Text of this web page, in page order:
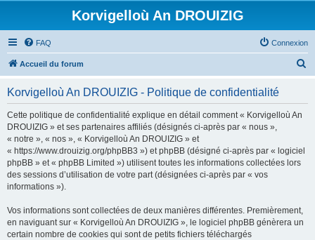
Korvigelloù An DROUIZIG
FAQ Connexion
Accueil du forum
Korvigelloù An DROUIZIG - Politique de confidentialité
Cette politique de confidentialité explique en détail comment « Korvigelloù An
DROUIZIG » et ses partenaires affiliés (désignés ci-après par « nous »,
« notre », « nos », « Korvigelloù An DROUIZIG » et
« https://www.drouizig.org/phpBB3 ») et phpBB (désigné ci-après par « logiciel
phpBB » et « phpBB Limited ») utilisent toutes les informations collectées lors
des sessions d’utilisation de votre part (désignées ci-après par « vos
informations »).
Vos informations sont collectées de deux manières différentes. Premièrement,
en naviguant sur « Korvigelloù An DROUIZIG », le logiciel phpBB génèrera un
certain nombre de cookies qui sont de petits fichiers téléchargés